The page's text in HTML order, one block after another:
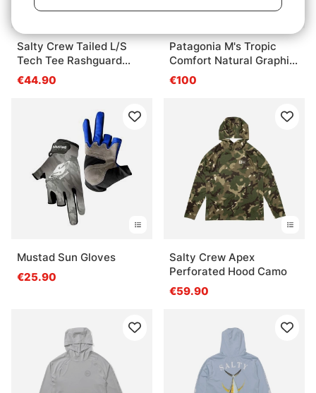
Salty Crew Tailed L/S
Tech Tee Rashguard
White
€44.90
Patagonia M's Tropic
Comfort Natural Graphic
Hoody Casting Logo:
Thermal Blue
€100
Mustad Sun Gloves
€25.90
Salty Crew Apex
Perforated Hood Camo
€59.90